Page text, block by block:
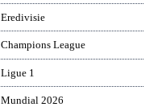
Eredivisie
Champions League
Ligue 1
Mundial 2026